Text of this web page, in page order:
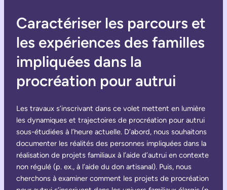
Caractériser les parcours et
les expériences des familles
impliquées dans la
procréation pour autrui
Les travaux s’inscrivant dans ce volet mettent en lumière
les dynamiques et trajectoires de procréation pour autrui
sous-étudiées à l’heure actuelle. D’abord, nous souhaitons
documenter les réalités des personnes impliquées dans la
réalisation de projets familiaux à l’aide d’autrui en contexte
non régulé (p. ex., à l’aide du don artisanal). Puis, nous
cherchons à examiner comment les projets de procréation